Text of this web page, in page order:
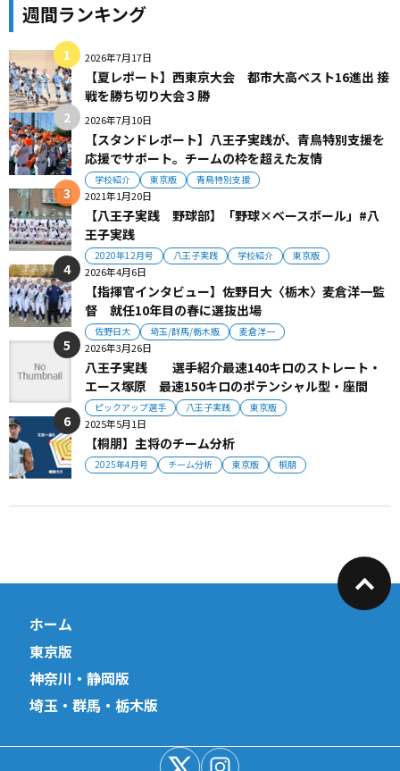
週間ランキング
2026年7月17日
【夏レポート】西東京大会 都市大高ベスト16進出 接
戦を勝ち切り大会３勝
2026年7月10日
【スタンドレポート】八王子実践が、青鳥特別支援を
応援でサポート。チームの枠を超えた友情
学校紹介 東京版 青鳥特別支援
2021年1月20日
【八王子実践 野球部】「野球×ベースボール」#八
王子実践
2020年12月号 八王子実践 学校紹介 東京版
2026年4月6日
【指揮官インタビュー】佐野日大〈栃木〉麦倉洋一監
督 就任10年目の春に選抜出場
佐野日大 埼玉/群馬/栃木版 麦倉洋一
2026年3月26日
八王子実践 選手紹介最速140キロのストレート・
エース塚原 最速150キロのポテンシャル型・座間
ピックアップ選手 八王子実践 東京版
2025年5月1日
【桐朋】主将のチーム分析
2025年4月号 チーム分析 東京版 桐朋
ホーム
東京版
神奈川・静岡版
埼玉・群馬・栃木版